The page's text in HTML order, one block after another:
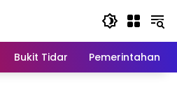
Bukit Tidar Pemerintahan